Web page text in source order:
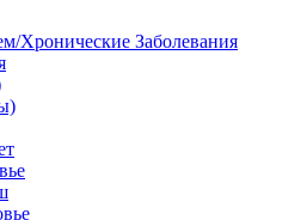
Хронические Заболевания